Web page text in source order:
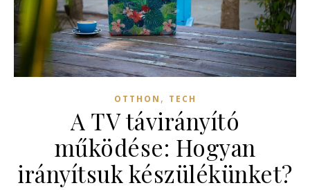
OTTHON , TECH
A TV távirányító
működése: Hogyan
irányítsuk készülékünket?